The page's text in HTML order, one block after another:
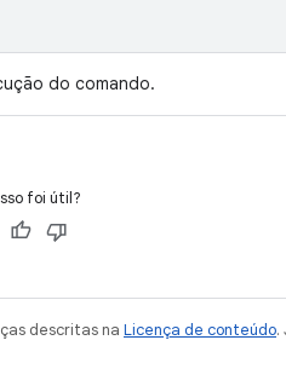
do comando.
foi útil?
descritas na Licença de conteúdo.